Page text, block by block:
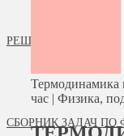
РЕШАЕМ ЗАДАЧИ
СБОРНИК ЗАДАЧ ПО
Термодинамика
час | Физика,